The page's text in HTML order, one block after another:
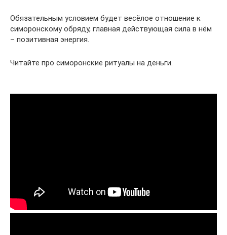
Обязательным условием будет весёлое отношение к
симоронскому обряду, главная действующая сила в нём
– позитивная энергия.
Читайте про симоронские ритуалы на деньги.